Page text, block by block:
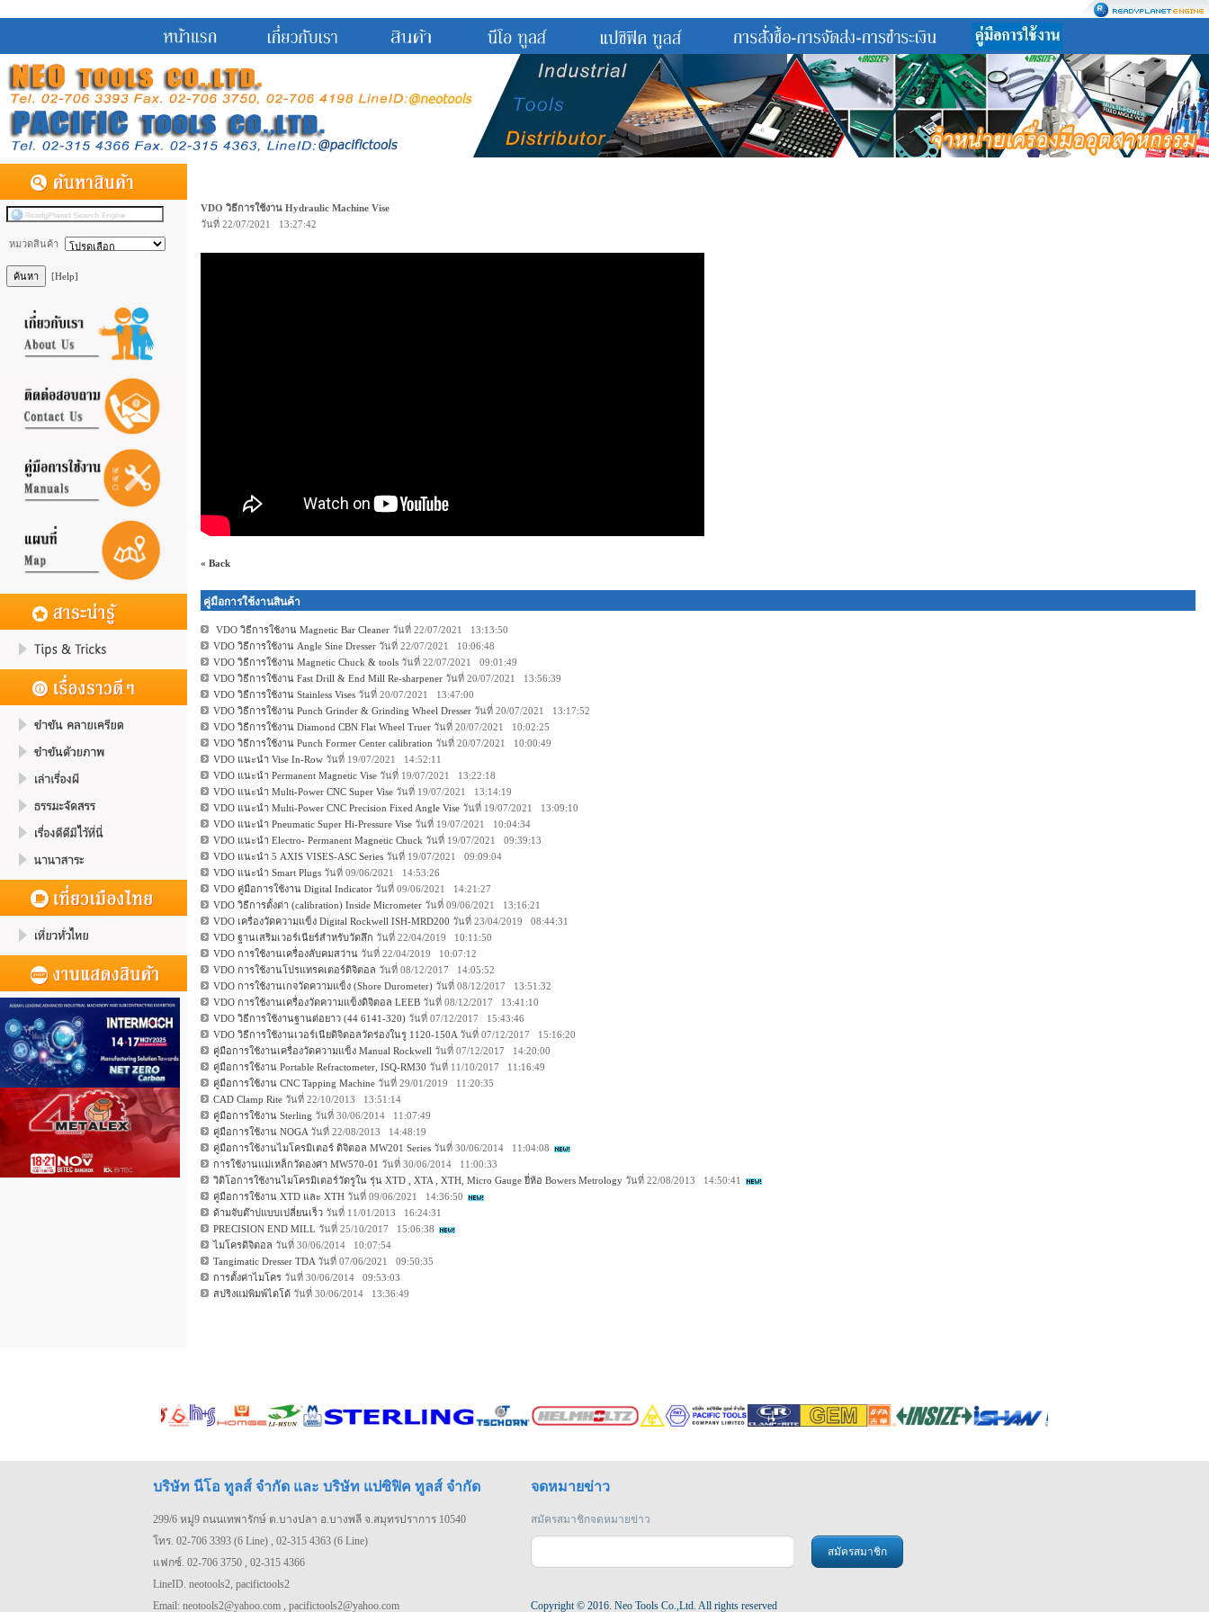
หมวดสินค้า
[Help]
VDO วิธีการใช้งาน Hydraulic Machine Vise
วันที่ 22/07/2021 13:27:42
« Back
คู่มือการใช้งานสินค้า
VDO วิธีการใช้งาน Magnetic Bar Cleaner วันที่ 22/07/2021 13:13:50
VDO วิธีการใช้งาน Angle Sine Dresser วันที่ 22/07/2021 10:06:48
VDO วิธีการใช้งาน Magnetic Chuck & tools วันที่ 22/07/2021 09:01:49
VDO วิธีการใช้งาน Fast Drill & End Mill Re-sharpener วันที่ 20/07/2021 13:56:39
VDO วิธีการใช้งาน Stainless Vises วันที่ 20/07/2021 13:47:00
VDO วิธีการใช้งาน Punch Grinder & Grinding Wheel Dresser วันที่ 20/07/2021 13:17:52
VDO วิธีการใช้งาน Diamond CBN Flat Wheel Truer วันที่ 20/07/2021 10:02:25
VDO วิธีการใช้งาน Punch Former Center calibration วันที่ 20/07/2021 10:00:49
VDO แนะนำ Vise In-Row วันที่ 19/07/2021 14:52:11
VDO แนะนำ Permanent Magnetic Vise วันที่ 19/07/2021 13:22:18
VDO แนะนำ Multi-Power CNC Super Vise วันที่ 19/07/2021 13:14:19
VDO แนะนำ Multi-Power CNC Precision Fixed Angle Vise วันที่ 19/07/2021 13:09:10
VDO แนะนำ Pneumatic Super Hi-Pressure Vise วันที่ 19/07/2021 10:04:34
VDO แนะนำ Electro- Permanent Magnetic Chuck วันที่ 19/07/2021 09:39:13
VDO แนะนำ 5 AXIS VISES-ASC Series วันที่ 19/07/2021 09:09:04
VDO แนะนำ Smart Plugs วันที่ 09/06/2021 14:53:26
VDO คู่มือการใช้งาน Digital Indicator วันที่ 09/06/2021 14:21:27
VDO วิธีการตั้งต่า (calibration) Inside Micrometer วันที่ 09/06/2021 13:16:21
VDO เครื่องวัดความแข็ง Digital Rockwell ISH-MRD200 วันที่ 23/04/2019 08:44:31
VDO ฐานเสริมเวอร์เนียร์สำหรับวัดลึก วันที่ 22/04/2019 10:11:50
VDO การใช้งานเครื่องลับคมสว่าน วันที่ 22/04/2019 10:07:12
VDO การใช้งานโปรแทรคเตอร์ดิจิตอล วันที่ 08/12/2017 14:05:52
VDO การใช้งานเกจวัดความแข็ง (Shore Durometer) วันที่ 08/12/2017 13:51:32
VDO การใช้งานเครื่องวัดความแข็งดิจิตอล LEEB วันที่ 08/12/2017 13:41:10
VDO วิธีการใช้งานฐานต่อยาว (44 6141-320) วันที่ 07/12/2017 15:43:46
VDO วิธีการใช้งานเวอร์เนียดิจิตอลวัดร่องในรู 1120-150A วันที่ 07/12/2017 15:16:20
คู่มือการใช้งานเครื่องวัดความแข็ง Manual Rockwell วันที่ 07/12/2017 14:20:00
คู่มือการใช้งาน Portable Refractometer, ISQ-RM30 วันที่ 11/10/2017 11:16:49
คู่มือการใช้งาน CNC Tapping Machine วันที่ 29/01/2019 11:20:35
CAD Clamp Rite วันที่ 22/10/2013 13:51:14
คู่มือการใช้งาน Sterling วันที่ 30/06/2014 11:07:49
คู่มือการใช้งาน NOGA วันที่ 22/08/2013 14:48:19
คู่มือการใช้งานไมโครมิเตอร์ ดิจิตอล MW201 Series วันที่ 30/06/2014 11:04:08
การใช้งานแม่เหล็กวัดองศา MW570-01 วันที่ 30/06/2014 11:00:33
วิดิโอการใช้งานไมโครมิเตอร์วัดรูใน รุ่น XTD , XTA , XTH, Micro Gauge ยี่ห้อ Bowers Metrology วันที่ 22/08/2013 14:50:41
คู่มือการใช้งาน XTD และ XTH วันที่ 09/06/2021 14:36:50
ด้ามจับต๊าปแบบเปลี่ยนเร็ว วันที่ 11/01/2013 16:24:31
PRECISION END MILL วันที่ 25/10/2017 15:06:38
ไมโครดิจิตอล วันที่ 30/06/2014 10:07:54
Tangimatic Dresser TDA วันที่ 07/06/2021 09:50:35
การตั้งค่าไมโคร วันที่ 30/06/2014 09:53:03
สปริงแม่พิมพ์ไดโด้ วันที่ 30/06/2014 13:36:49
บริษัท นีโอ ทูลส์ จำกัด และ บริษัท แปซิฟิค ทูลส์ จำกัด
299/6 หมู่9 ถนนเทพารักษ์ ต.บางปลา อ.บางพลี จ.สมุทรปราการ 10540
โทร. 02-706 3393 (6 Line) , 02-315 4363 (6 Line)
แฟกซ์. 02-706 3750 , 02-315 4366
LineID. neotools2, pacifictools2
Email: neotools2@yahoo.com , pacifictools2@yahoo.com
จดหมายข่าว
สมัครสมาชิกจดหมายข่าว
Copyright © 2016. Neo Tools Co.,Ltd. All rights reserved